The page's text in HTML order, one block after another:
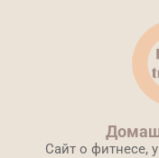
Сайт о фитнесе,